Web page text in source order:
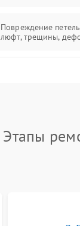
Повреждение
люфт, трещины,
устройства или
Этапы